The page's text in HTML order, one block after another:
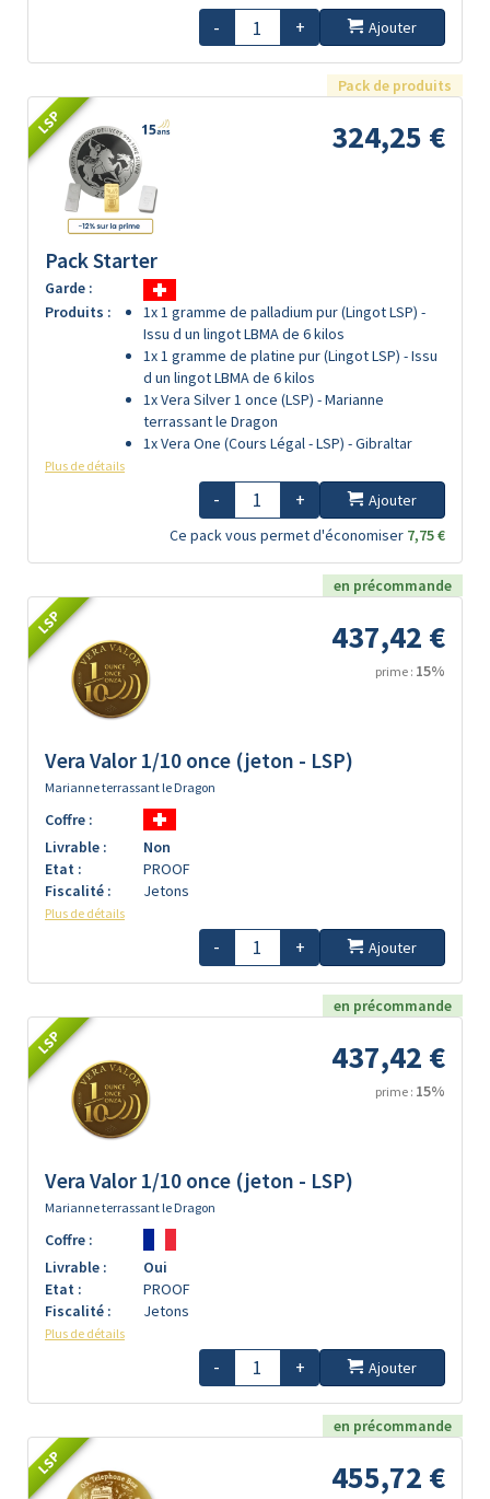
- + Ajouter
Pack de produits
LSP 324,25 €
Pack Starter
Garde :
Produits :
1x 1 gramme de palladium pur (Lingot LSP) -
Issu d un lingot LBMA de 6 kilos
1x 1 gramme de platine pur (Lingot LSP) - Issu
d un lingot LBMA de 6 kilos
1x Vera Silver 1 once (LSP) - Marianne
terrassant le Dragon
1x Vera One (Cours Légal - LSP) - Gibraltar
Plus de détails
- +
Ajouter
Ce pack vous permet d'économiser 7,75 €
en précommande
LSP 437,42 €
prime : 15%
Vera Valor 1/10 once (jeton - LSP)
Marianne terrassant le Dragon
Coffre :
Livrable :
Non
Etat :
PROOF
Fiscalité :
Jetons
Plus de détails
- + Ajouter
en précommande
LSP 437,42 €
prime : 15%
Vera Valor 1/10 once (jeton - LSP)
Marianne terrassant le Dragon
Coffre :
Livrable :
Oui
Etat :
PROOF
Fiscalité :
Jetons
Plus de détails
- + Ajouter
en précommande
LSP 455,72 €